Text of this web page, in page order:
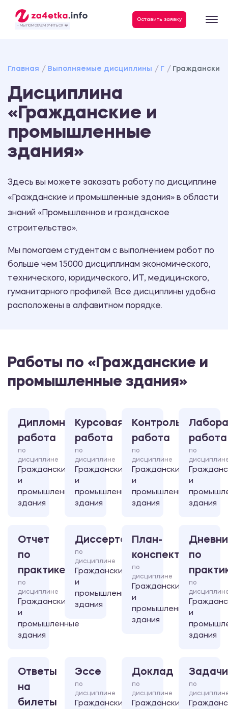
- МЫ ПОМОГАЕМ УЧИТЬСЯ ❤️
Оставить заявку
Главная Выполняемые дисциплины Г
Дисциплина
«Гражданские и
промышленные
здания»
Здесь вы можете заказать работу по дисциплине
«Гражданские и промышленные здания» в области
знаний «Промышленное и гражданское
строительство».
Мы помогаем студентам с выполнением работ по
больше чем 15000 дисциплинам экономического,
технического, юридического, ИТ, медицинского,
гуманитарного профилей. Все дисциплины удобно
расположены в алфавитном порядке.
Работы по «Гражданские и
промышленные здания»
Дипломная
работа
по
дисциплине
Гражданские
и
промышленные
здания
Курсовая
работа
по
дисциплине
Гражданские
и
промышленные
здания
Контрольная
работа
по
дисциплине
Гражданские
и
промышленные
здания
работа
по
и
здания
Отчет
по
практике
по
дисциплине
Гражданские
и
промышленные
здания
Диссертация
по
дисциплине
Гражданские
и
промышленные
здания
План-
конспект
по
дисциплине
Гражданские
и
промышленные
здания
по
по
и
здания
Ответы
на
билеты
Эссе
по
дисциплине
Гражданские
Доклад
по
дисциплине
Гражданские
Задачи
по